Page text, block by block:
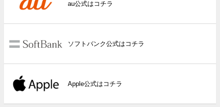
au公式はコチラ
ソフトバンク公式はコチラ
Apple公式はコチラ